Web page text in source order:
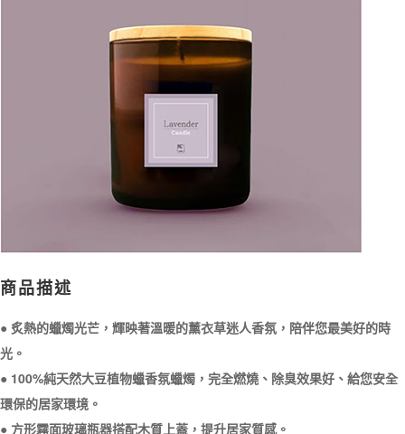
買賣價金債權讓與本公司後，依約使用本公司帳單繳交帳款。
2.基於同意付款使用「大哥付你分期」之契約關係目的，商店將以您的個人
資料（包含姓名、電話或地址）提供予台灣大哥大進項蒐集、處理及利用，
由本公司與您本人進行分期帳單所需資料之確認、核對及更正。
3.完整用戶服務條款，請詳閱以下連結：https://oppay.tw/userRule
後付繳納相關費用。
※ 交易是否成功請以「AFTEE先享後付 」之結帳頁面顯示為準，若有關於
是否繳費成功／繳費後需取消欲退款等相關疑問，請聯繫「AFTEE先享後付
https://netprotections.freshdesk.com/support/home
１．透過由恩沛科技股份有限公司提供之「AFTEE先享後付」服務完成之交
易，需依本服務之必要範圍內提供個人資料，並將交易相關給付款項請求債
權轉讓予恩沛科技股份有限公司。
２．關於個人資料處理事宜，請瀏覽以下網址：
https://aftee.tw/terms/#terms3
３．未成年的使用者請事先徵得法定代理人或監護人之同意方可使用
時審查核予不同之上限額度；若仍有額度不足之情形，本公司將視審查結果
請求用戶進行身份認證。
恩沛科技股份有限公司將有權停止該用戶之使用額度並採取法律行動。
京站台北店客服中心(1F星巴克旁) 即日起不提供京站紙袋，取件時
請自備購物袋，若需購買紙袋可現場詢問
商品描述
● 炙熱的蠟燭光芒，輝映著溫暖的薰衣草迷人香氛，陪伴您最美好的時
光。
● 100%純天然大豆植物蠟香氛蠟燭，完全燃燒、除臭效果好、給您安全
環保的居家環境。
● 方形霧面玻璃瓶器搭配木質上蓋，提升居家質感。